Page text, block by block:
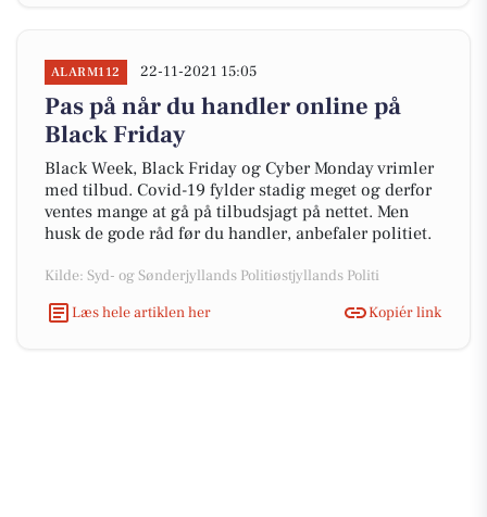
ALARM112 22-11-2021 15:05
Pas på når du handler online på
Black Friday
Black Week, Black Friday og Cyber Monday vrimler
med tilbud. Covid-19 fylder stadig meget og derfor
ventes mange at gå på tilbudsjagt på nettet. Men
husk de gode råd før du handler, anbefaler politiet.
Kilde: Syd- og Sønderjyllands Politiøstjyllands Politi
Læs hele artiklen her
Kopiér link